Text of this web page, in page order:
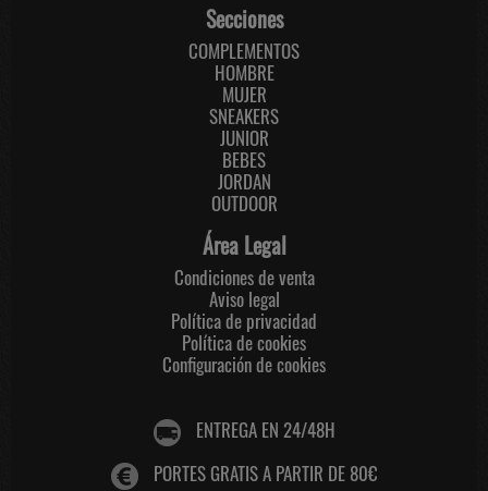
Secciones
COMPLEMENTOS
HOMBRE
MUJER
SNEAKERS
JUNIOR
BEBES
JORDAN
OUTDOOR
Área Legal
Condiciones de venta
Aviso legal
Política de privacidad
Política de cookies
Configuración de cookies
ENTREGA EN 24/48H
PORTES GRATIS A PARTIR DE 80€